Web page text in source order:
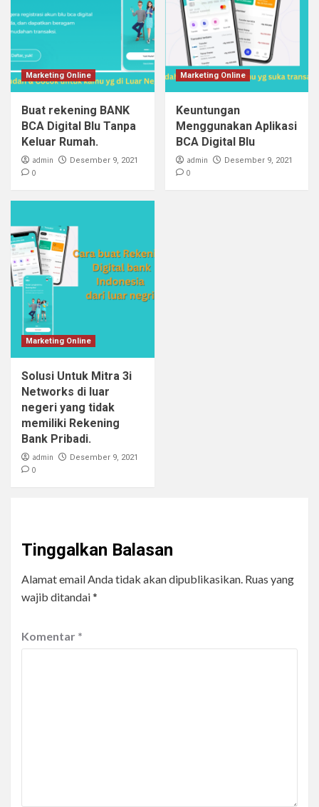
Marketing Online
Buat rekening BANK
BCA Digital Blu Tanpa
Keluar Rumah.
admin Desember 9, 2021
0
Marketing Online
Keuntungan
Menggunakan Aplikasi
BCA Digital Blu
admin Desember 9, 2021
0
Marketing Online
Solusi Untuk Mitra 3i
Networks di luar
negeri yang tidak
memiliki Rekening
Bank Pribadi.
admin Desember 9, 2021
0
Tinggalkan Balasan
Alamat email Anda tidak akan dipublikasikan. Ruas yang
wajib ditandai*
Komentar *